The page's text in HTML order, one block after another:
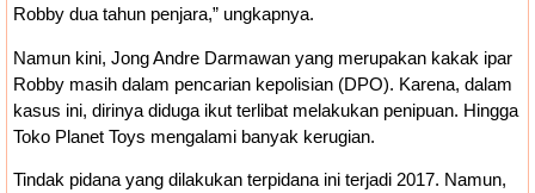
Robby dua tahun penjara,” ungkapnya.
Namun kini, Jong Andre Darmawan yang merupakan kakak ipar
Robby masih dalam pencarian kepolisian (DPO). Karena, dalam
kasus ini, dirinya diduga ikut terlibat melakukan penipuan. Hingga
Toko Planet Toys mengalami banyak kerugian.
Tindak pidana yang dilakukan terpidana ini terjadi 2017. Namun,